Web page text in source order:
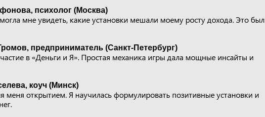
психолог (Москва)
мне увидеть, какие установки мешали моему росту дохода. Это был
предприниматель (Санкт-Петербург)
в «Деньги и Я». Простая механика игры дала мощные инсайты и
коуч (Минск)
меня открытием. Я научилась формулировать позитивные установки и